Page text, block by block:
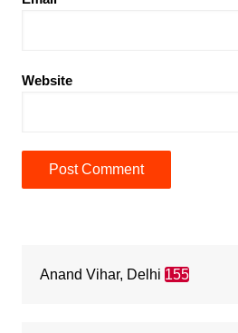
Website
Anand Vihar, Delhi 155